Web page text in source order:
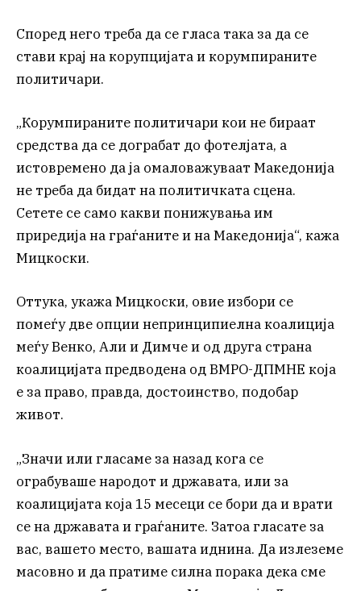
Според него треба да се гласа така за да се
стави крај на корупцијата и корумпираните
политичари.
„Корумпираните политичари кои не бираат
средства да се дограбат до фотелјата, а
истовремено да ја омаловажуваат Македонија
не треба да бидат на политичката сцена.
Сетете се само какви понижувања им
приредија на граѓаните и на Македонија“, кажа
Мицкоски.
Оттука, укажа Мицкоски, овие избори се
помеѓу две опции непринципиелна коалиција
меѓу Венко, Али и Димче и од друга страна
коалицијата предводена од ВМРО-ДПМНЕ која
е за право, правда, достоинство, подобар
живот.
„Значи или гласаме за назад кога се
ограбуваше народот и државата, или за
коалицијата која 15 месеци се бори да и врати
се на државата и граѓаните. Затоа гласате за
вас, вашето место, вашата иднина. Да излеземе
масовно и да пратиме силна порака дека сме